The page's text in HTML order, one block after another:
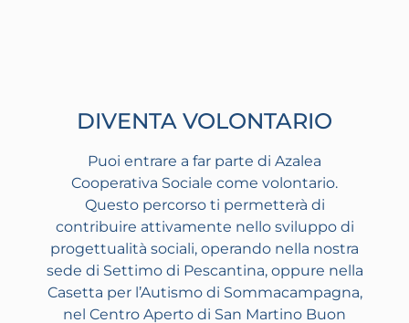
DIVENTA VOLONTARIO
Puoi entrare a far parte di Azalea
Cooperativa Sociale come volontario.
Questo percorso ti permetterà di
contribuire attivamente nello sviluppo di
progettualità sociali, operando nella nostra
sede di Settimo di Pescantina, oppure nella
Casetta per l’Autismo di Sommacampagna,
nel Centro Aperto di San Martino Buon